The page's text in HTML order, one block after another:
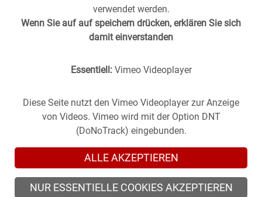
Stuttgart aus derVergangenheitin dieGegenwart
Historische Fotos aus Stuttgart im direkten Vergleich mit
zeitgenössischen Bildern.
verwendet werden.
Wenn Sie auf auf speichern drücken, erklären Sie sich
damit einverstanden
Essentiell:Vimeo Videoplayer
Diese Seite nutzt den Vimeo Videoplayer zur Anzeige
von Videos. Vimeo wird mit der Option DNT
(DoNoTrack) eingebunden.
ALLE AKZEPTIEREN
NUR ESSENTIELLE COOKIES AKZEPTIEREN